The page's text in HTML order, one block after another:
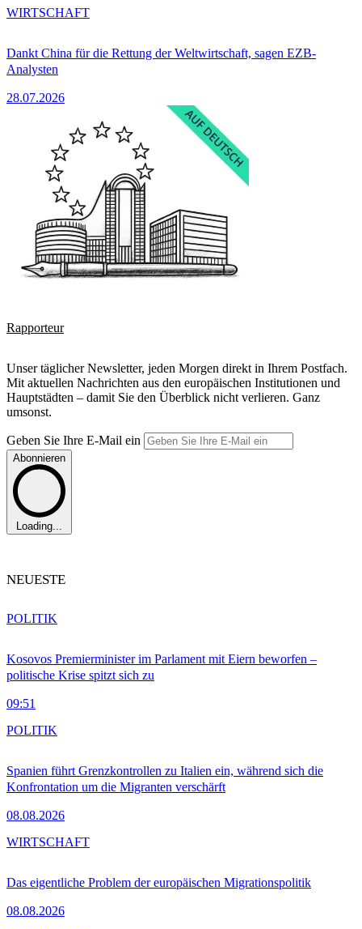
Dankt China für die Rettung der Weltwirtschaft, sagen EZB-
Analysten
28.07.2026
WIRTSCHAFT
Rapporteur
Unser täglicher Newsletter, jeden Morgen direkt in Ihrem Postfach.
Mit aktuellen Nachrichten aus den europäischen Institutionen und
Hauptstädten – damit Sie den Überblick nicht verlieren. Ganz
umsonst.
Geben Sie Ihre E-Mail ein
Abonnieren
Loading...
NEUESTE
Kosovos Premierminister im Parlament mit Eiern beworfen –
politische Krise spitzt sich zu
09:51
POLITIK
Spanien führt Grenzkontrollen zu Italien ein, während sich die
Konfrontation um die Migranten verschärft
08.08.2026
POLITIK
Das eigentliche Problem der europäischen Migrationspolitik
08.08.2026
WIRTSCHAFT